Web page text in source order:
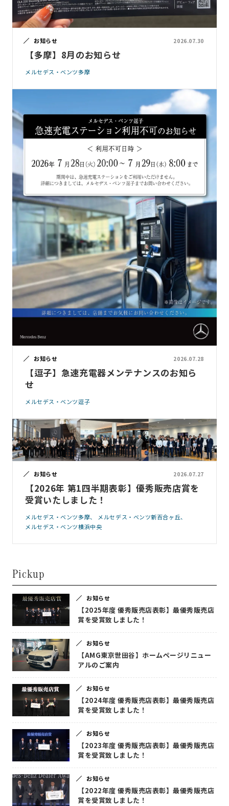
お知らせ 2026.07.30
【多摩】8月のお知らせ
メルセデス・ベンツ多摩
お知らせ 2026.07.28
【逗子】急速充電器メンテナンスのお知ら
せ
メルセデス・ベンツ逗子
お知らせ 2026.07.27
【2026年 第1四半期表彰】優秀販売店賞を
受賞いたしました！
メルセデス・ベンツ多摩
メルセデス・ベンツ新百合ヶ丘
メルセデス・ベンツ横浜中央
Pickup
お知らせ
【2025年度 優秀販売店表彰】最優秀販売店
賞を受賞致しました！
お知らせ
【AMG東京世田谷】ホームページリニュー
アルのご案内
お知らせ
【2024年度 優秀販売店表彰】最優秀販売店
賞を受賞致しました！
お知らせ
【2023年度 優秀販売店表彰】最優秀販売店
賞を受賞致しました！
お知らせ
【2022年度 優秀販売店表彰】最優秀販売店
賞を受賞致しました！